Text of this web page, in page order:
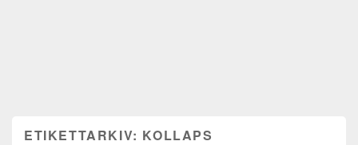
ETIKETTARKIV: KOLLAPS